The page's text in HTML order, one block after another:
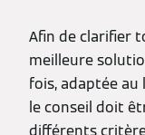
Afin de clarifier
meilleure
fois, adaptée
le conseil doit
différents